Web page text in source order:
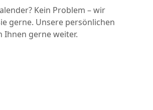
Kein Problem – wir
gerne. Unsere persönlichen
Ihnen gerne weiter.